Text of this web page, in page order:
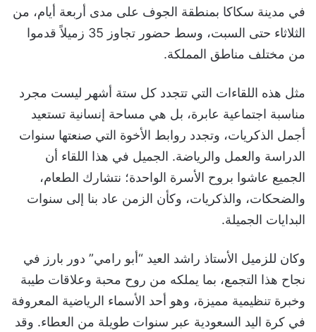
في مدينة سكاكا بمنطقة الجوف على مدى أربعة أيام، من
الثلاثاء حتى السبت، وسط حضور تجاوز 35 زميلاً قدموا
من مختلف مناطق المملكة.
مثل هذه اللقاءات التي تتجدد كل ستة أشهر ليست مجرد
مناسبة اجتماعية عابرة، بل هي مساحة إنسانية تستعيد
أجمل الذكريات، وتجدد روابط الأخوة التي صنعتها سنوات
الدراسة والعمل والرياضة. الجميل في هذا اللقاء أن
الجميع عاشوا بروح الأسرة الواحدة؛ نتشارك الطعام،
والضحكات، والذكريات، وكأن الزمن عاد بنا إلى سنوات
البدايات الجميلة.
وكان للزميل الأستاذ راشد العيد “أبو رامي” دور بارز في
نجاح هذا التجمع، بما يملكه من روح محبة وعلاقات طيبة
وخبرة تنظيمية مميزة، وهو أحد الأسماء الرياضية المعروفة
في كرة اليد السعودية عبر سنوات طويلة من العطاء. وقد